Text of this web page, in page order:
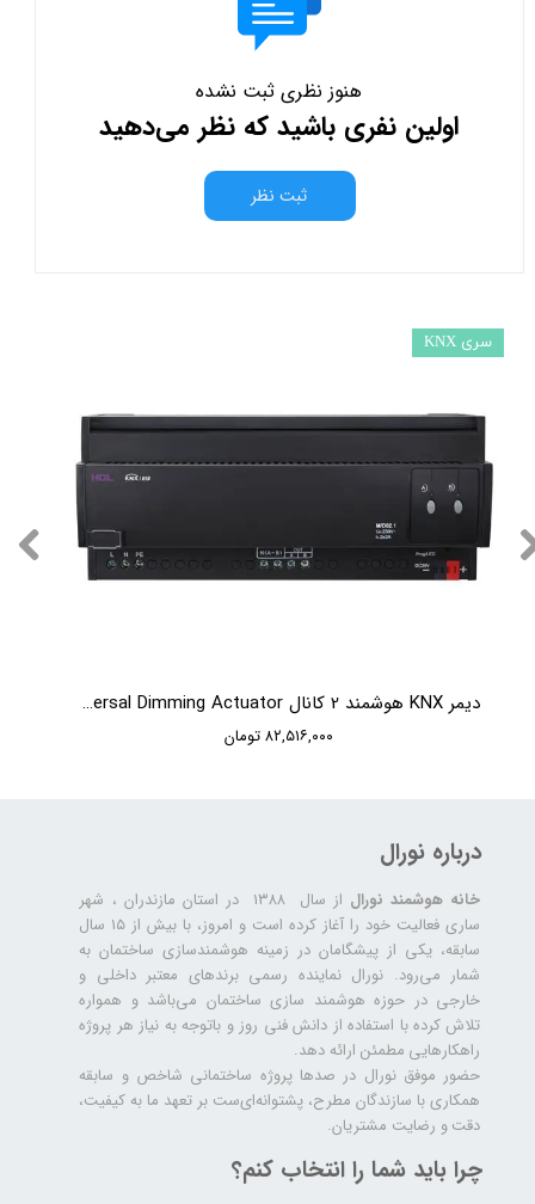
هنوز نظری ثبت نشده
اولین نفری باشید که نظر می‌دهید
ثبت نظر
دیمر KNX هوشمند 2 کانال HDL 2CH 3A Universal Dimming Actuator
۸۲,۵۱۶,۰۰۰ تومان
سری KNX
درباره نورال
خانه هوشمند نورال
از سال ۱۳۸۸ در استان مازندران ، شهر
ساری فعالیت خود را آغاز کرده است و امروز، با بیش از ۱۵ سال
سابقه، یکی از پیشگامان در زمینه هوشمندسازی ساختمان به
شمار می‌رود. نورال نماینده رسمی برندهای معتبر داخلی و
خارجی در حوزه هوشمند سازی ساختمان می‌باشد و همواره
تلاش کرده با استفاده از دانش فنی روز و باتوجه به نیاز هر پروژه
راهکارهایی مطمئن ارائه دهد.
حضور موفق نورال در صدها پروژه‌ ساختمانی شاخص و سابقه
همکاری با سازندگان مطرح، پشتوانه‌ای‌ست بر تعهد ما به کیفیت،
دقت و رضایت مشتریان.
چرا باید شما را انتخاب کنم؟